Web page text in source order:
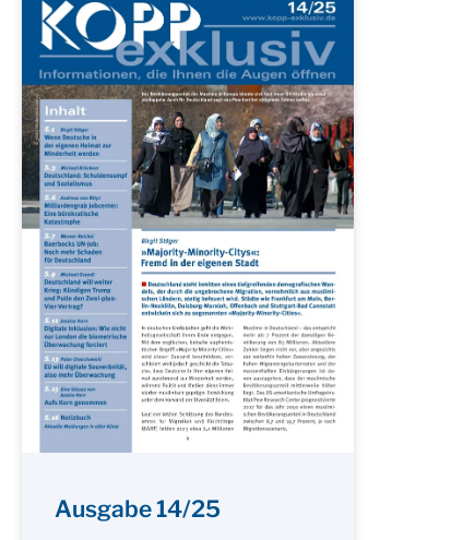
Ausgabe 14/25